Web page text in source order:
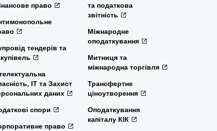
право
тендерів та
ІТ та Захист
даних
спори
право
та податкова
звітність
Міжнародне
оподаткування
Митниця та
міжнародна торгівля
Трансфертне
ціноутворення
Оподаткування
капіталу КІК